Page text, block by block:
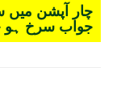
چار آپشن
جواب سرخ ہو